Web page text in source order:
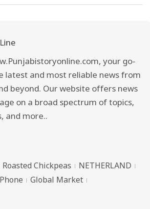
your go-
latest and most reliable news from
beyond. Our website offers news
on a broad spectrum of topics,
and more..
Roasted Chickpeas
NETHERLAND
Global Market